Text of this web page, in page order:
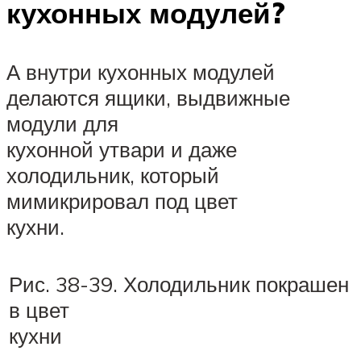
кухонных модулей?
А внутри кухонных модулей
делаются ящики, выдвижные
модули для
кухонной утвари и даже
холодильник, который
мимикрировал под цвет
кухни.
Рис. 38-39. Холодильник покрашен
в цвет
кухни